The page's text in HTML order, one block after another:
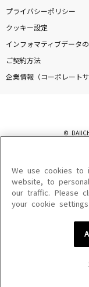
プライバシーポリシー
クッキー設定
インフォマティブデータ
ご契約方法
企業情報（コーポレートサ
©
このサイトに掲載されてい
を問わず、著作権法の定め
を禁じます。
楽曲及びコンテンツは、機
楽曲及びコンテンツの配信
We use cookies to
website, to
our traffic. Please
your cookie